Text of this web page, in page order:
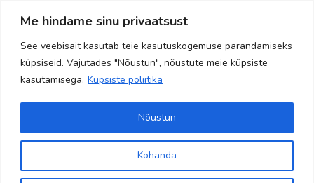
Me hindame sinu privaatsust
See veebisait kasutab teie kasutuskogemuse parandamiseks
küpsiseid. Vajutades "Nõustun", nõustute meie küpsiste
kasutamisega. Küpsiste poliitika
Kohanda
Nõustun
MAI 2 byLiisa-Indra
Copyright 2024 Banaanisaar | All Rights Reserved | Powered by
Site is using a trial version of the theme. Please enter your